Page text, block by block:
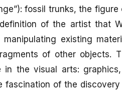
fossil trunks, the
of the artist that
existing
of other objects.
in the visual arts:
fascination of the